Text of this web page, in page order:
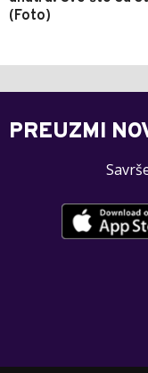
(Foto)
PREUZMI